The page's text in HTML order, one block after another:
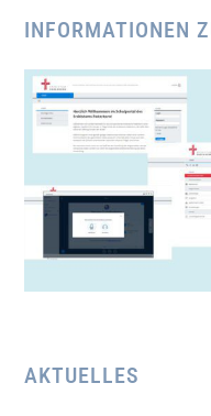
INFORMATIONEN
AKTUELLES